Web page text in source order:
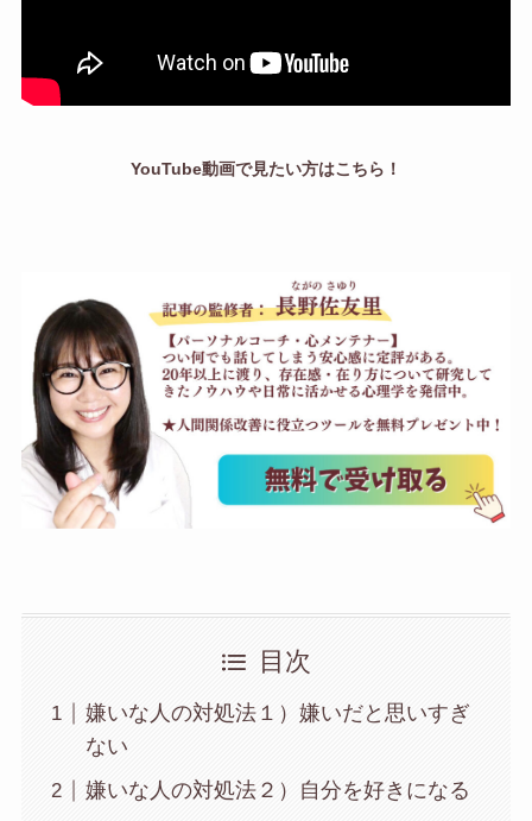
YouTube動画で見たい方はこちら！
目次
嫌いな人の対処法１）嫌いだと思いすぎ
ない
嫌いな人の対処法２）自分を好きになる